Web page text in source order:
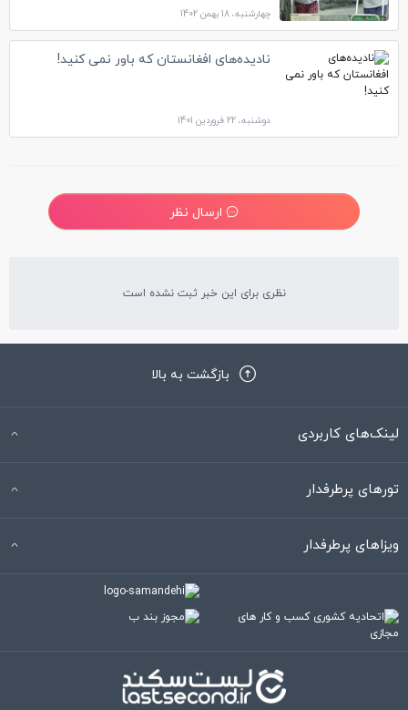
چهارشنبه، 18 بهمن 1402
نادیده‌های افغانستان که باور نمی کنید!
دوشنبه، 22 فروردین 1401
نظری برای این خبر ثبت نشده است
بازگشت به بالا
لینک‌های کاربردی
تورهای پرطرفدار
ویزاهای پرطرفدار